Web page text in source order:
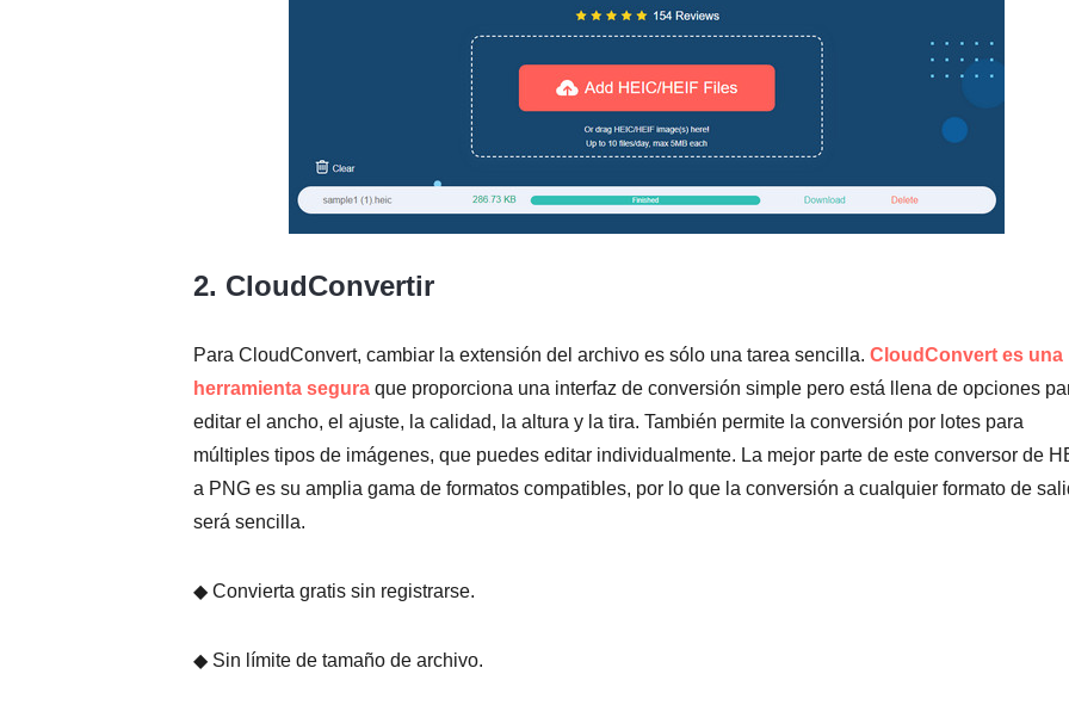
2. CloudConvertir
Para CloudConvert, cambiar la extensión del archivo es sólo una tarea sencilla. CloudConvert es una
herramienta segura que proporciona una interfaz de conversión simple pero está llena de opciones
editar el ancho, el ajuste, la calidad, la altura y la tira. También permite la conversión por lotes para
múltiples tipos de imágenes, que puedes editar individualmente. La mejor parte de este conversor de
a PNG es su amplia gama de formatos compatibles, por lo que la conversión a cualquier formato de
será sencilla.
◆ Convierta gratis sin registrarse.
◆ Sin límite de tamaño de archivo.